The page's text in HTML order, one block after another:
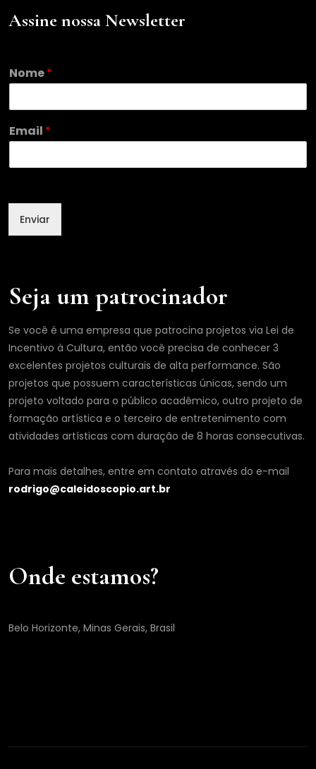
Assine nossa Newsletter
Nome*
E
m
i
o
e
Email *
Enviar
Seja um patrocinador
Se você é uma empresa que patrocina projetos via Lei de
Incentivo à Cultura, então você precisa de conhecer 3
excelentes projetos culturais de alta performance. São
projetos que possuem características únicas, sendo um
projeto voltado para o público acadêmico, outro projeto de
formação artística e o terceiro de entretenimento com
atividades artísticas com duração de 8 horas consecutivas.
Para mais detalhes, entre em contato através do e-mail
rodrigo@caleidoscopio.art.br
Onde estamos?
Belo Horizonte, Minas Gerais, Brasil